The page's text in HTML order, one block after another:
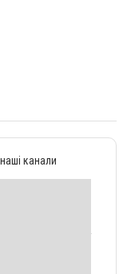
канали